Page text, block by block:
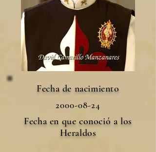
Fecha de nacimiento
2000-08-24
Fecha en que conoció a los
Heraldos